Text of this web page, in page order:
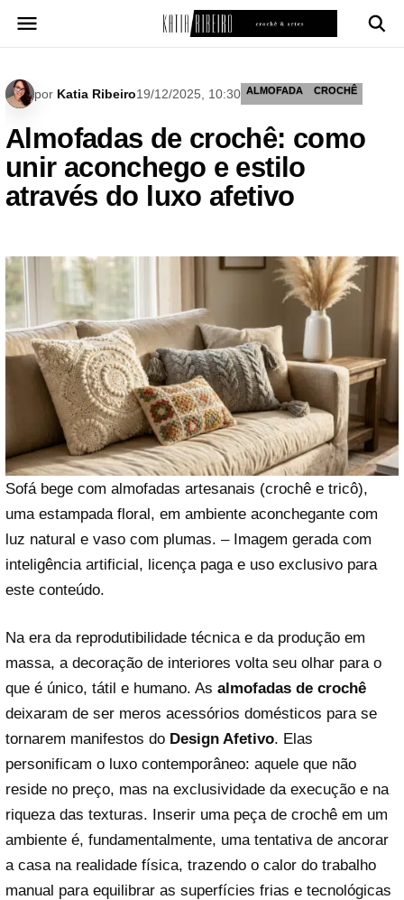
para
por Katia Ribeiro19/12/2025, 10:30 ALMOFADA CROCHÊ
Almofadas de crochê: como
unir aconchego e estilo
através do luxo afetivo
Sofá bege com almofadas artesanais (crochê e tricô),
uma estampada floral, em ambiente aconchegante com
luz natural e vaso com plumas. – Imagem gerada com
inteligência artificial, licença paga e uso exclusivo para
este conteúdo.
Na era da reprodutibilidade técnica e da produção em
massa, a decoração de interiores volta seu olhar para o
que é único, tátil e humano. As almofadas de crochê
deixaram de ser meros acessórios domésticos para se
tornarem manifestos do Design Afetivo. Elas
personificam o luxo contemporâneo: aquele que não
reside no preço, mas na exclusividade da execução e na
riqueza das texturas. Inserir uma peça de crochê em um
ambiente é, fundamentalmente, uma tentativa de ancorar
a casa na realidade física, trazendo o calor do trabalho
manual para equilibrar as superfícies frias e tecnológicas